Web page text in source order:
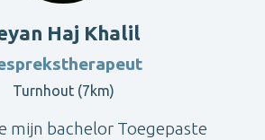
Haj Khalil
Turnhout (7km)
mijn bachelor Toegepaste